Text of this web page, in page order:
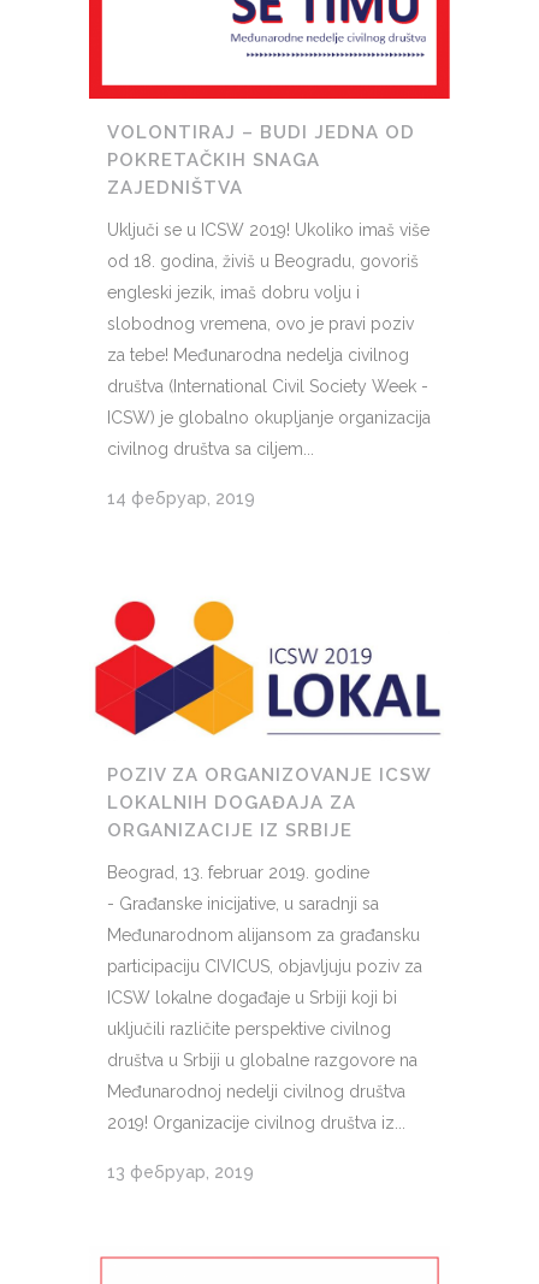
VOLONTIRAJ – BUDI JEDNA OD
POKRETAČKIH SNAGA
ZAJEDNIŠTVA
Uključi se u ICSW 2019! Ukoliko imaš više
od 18. godina, živiš u Beogradu, govoriš
engleski jezik, imaš dobru volju i
slobodnog vremena, ovo je pravi poziv
za tebe! Međunarodna nedelja civilnog
društva (International Civil Society Week -
ICSW) je globalno okupljanje organizacija
civilnog društva sa ciljem...
14 фебруар, 2019
POZIV ZA ORGANIZOVANJE ICSW
LOKALNIH DOGAĐAJA ZA
ORGANIZACIJE IZ SRBIJE
Beograd, 13. februar 2019. godine
- Građanske inicijative, u saradnji sa
Međunarodnom alijansom za građansku
participaciju CIVICUS, objavljuju poziv za
ICSW lokalne događaje u Srbiji koji bi
uključili različite perspektive civilnog
društva u Srbiji u globalne razgovore na
Međunarodnoj nedelji civilnog društva
2019! Organizacije civilnog društva iz...
13 фебруар, 2019